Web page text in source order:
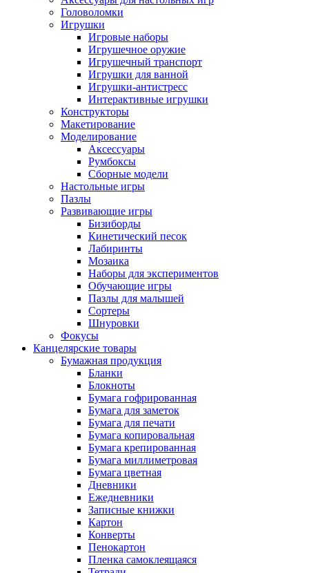
Головоломки
Игрушки
Игровые наборы
Игрушечное оружие
Игрушечный транспорт
Игрушки для ванной
Игрушки-антистресс
Интерактивные игрушки
Конструкторы
Макетирование
Моделирование
Аксессуары
Румбоксы
Сборные модели
Настольные игры
Пазлы
Развивающие игры
Бизиборды
Кинетический песок
Лабиринты
Мозаика
Наборы для экспериментов
Обучающие игры
Пазлы для малышей
Сортеры
Шнуровки
Фокусы
Канцелярские товары
Бумажная продукция
Бланки
Блокноты
Бумага гофрированная
Бумага для заметок
Бумага для печати
Бумага копировальная
Бумага крепированная
Бумага миллиметровая
Бумага цветная
Дневники
Ежедневники
Записные книжки
Картон
Конверты
Пенокартон
Пленка самоклеящаяся